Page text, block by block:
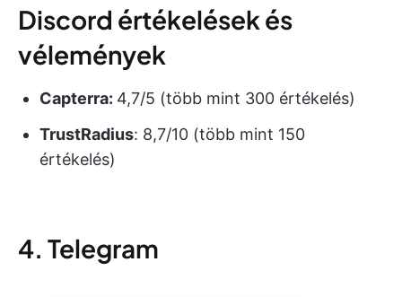
Discord értékelések és
vélemények
Capterra: 4,7/5 (több mint 300 értékelés)
TrustRadius: 8,7/10 (több mint 150
értékelés)
4. Telegram